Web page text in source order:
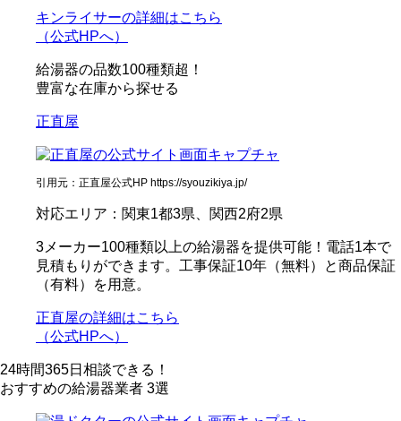
キンライサーの詳細はこちら
（公式HPへ）
給湯器の品数100種類超！
豊富な在庫から探せる
正直屋
引用元：正直屋公式HP https://syouzikiya.jp/
対応エリア：関東1都3県、関西2府2県
3メーカー100種類以上の給湯器を提供可能！電話1本で
見積もりができます。工事保証10年（無料）と商品保証
（有料）を用意。
正直屋の詳細はこちら
（公式HPへ）
24時間365日相談できる！
おすすめの給湯器業者 3選